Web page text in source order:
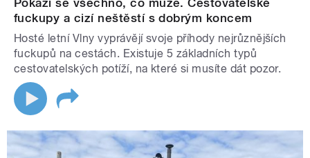
fuckupy a cizí neštěstí s dobrým koncem
Hosté letní Vlny vyprávějí svoje příhody nejrůznějších
fuckupů na cestách. Existuje 5 základních typů
cestovatelských potíží, na které si musíte dát pozor.